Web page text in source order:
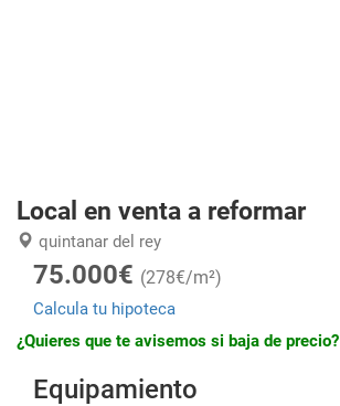
Local en venta a reformar
quintanar del rey
75.000€ (278€/m²)
Calcula tu hipoteca
¿Quieres que te avisemos si baja de precio?
Equipamiento